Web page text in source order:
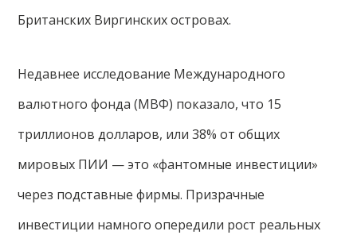
Британских Виргинских островах.
Недавнее исследование Международного
валютного фонда (МВФ) показало, что 15
триллионов долларов, или 38% от общих
мировых ПИИ — это «фантомные инвестиции»
через подставные фирмы. Призрачные
инвестиции намного опередили рост реальных